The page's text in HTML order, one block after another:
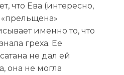
что Ева (интересно,
именно то, что
греха. Ее
не дал ей
она не могла